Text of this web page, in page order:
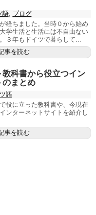
語, ブログ
経ちました。当時０から始め
学生活と生活には不自由ない
３年もドイツで暮らして...
事を読む
教科書から役立つイン
のまとめ
語
役に立った教科書や、今現在
ンターネットサイトを紹介し
事を読む